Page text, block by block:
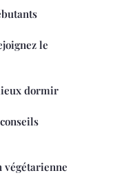
le
dormir
végétarienne